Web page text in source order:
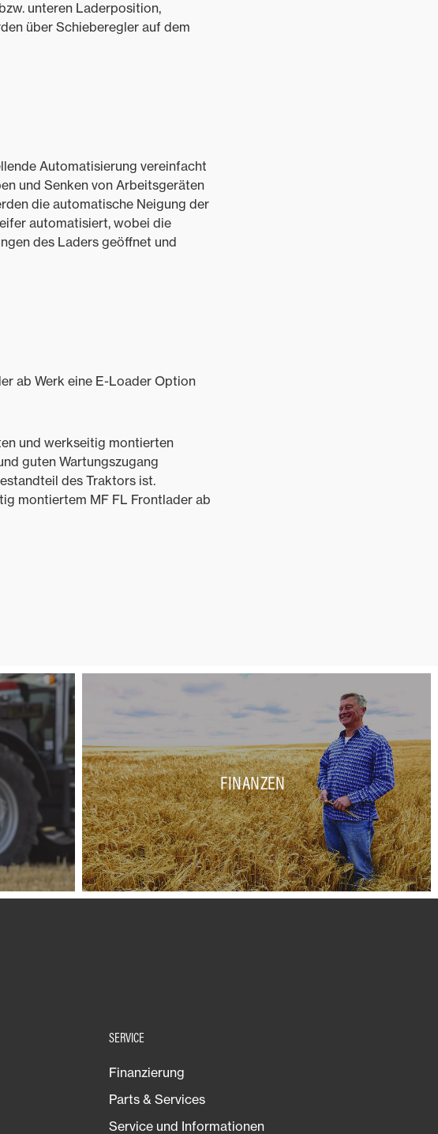
unteren Laderposition,
über Schieberegler auf dem
Automatisierung vereinfacht
und Senken von Arbeitsgeräten
die automatische Neigung der
automatisiert, wobei die
des Laders geöffnet und
ab Werk eine E-Loader Option
und werkseitig montierten
guten Wartungszugang
des Traktors ist.
montiertem MF FL Frontlader ab
FINANZEN
SERVICE
Finanzierung
Parts & Services
Service und Informationen